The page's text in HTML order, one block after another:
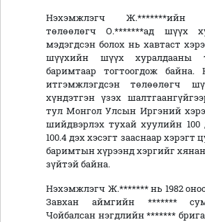
Нэхэмжлэгч Ж.*******ийн
төлөөлөгч О.*******ад шүүх
мэдэгдсэн болох нь хавтаст
шүүхийн шүүх хуралдааны
баримтаар тогтоогдож байна.
итгэмжлэгдсэн төлөөлөгч
хүндэтгэн үзэх
тул Монгол Улсын Иргэний
шийдвэрлэх тухай хуулийн 100
100.4 дэх хэсэгт зааснаар хэрэгт
баримтын хүрээнд хэргийг
зүйтэй байна.
Нэхэмжлэгч Ж.******* нь 1982
Завхан аймгийн *******
Чойбалсан нэгдлийн *******